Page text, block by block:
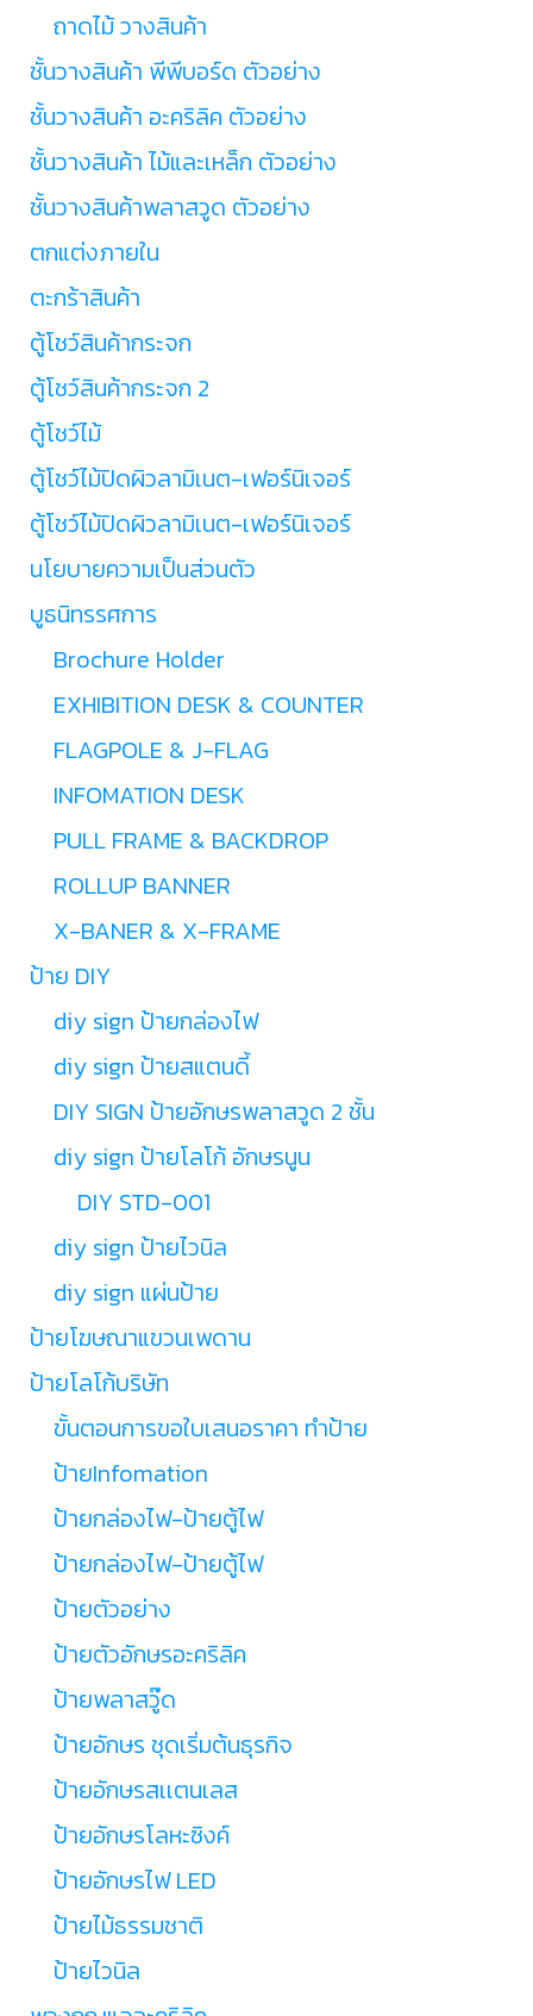
ถาดไม้ วางสินค้า
ชั้นวางสินค้า พีพีบอร์ด ตัวอย่าง
ชั้นวางสินค้า อะคริลิค ตัวอย่าง
ชั้นวางสินค้า ไม้และเหล็ก ตัวอย่าง
ชั้นวางสินค้าพลาสวูด ตัวอย่าง
ตกแต่งภายใน
ตะกร้าสินค้า
ตู้โชว์สินค้ากระจก
ตู้โชว์สินค้ากระจก 2
ตู้โชว์ไม้
ตู้โชว์ไม้ปิดผิวลามิเนต-เฟอร์นิเจอร์
ตู้โชว์ไม้ปิดผิวลามิเนต-เฟอร์นิเจอร์
นโยบายความเป็นส่วนตัว
บูธนิทรรศการ
Brochure Holder
EXHIBITION DESK & COUNTER
FLAGPOLE & J-FLAG
INFOMATION DESK
PULL FRAME & BACKDROP
ROLLUP BANNER
X-BANER & X-FRAME
ป้าย DIY
diy sign ป้ายกล่องไฟ
diy sign ป้ายสแตนดี้
DIY SIGN ป้ายอักษรพลาสวูด 2 ชั้น
diy sign ป้ายโลโก้ อักษรนูน
DIY STD-001
diy sign ป้ายไวนิล
diy sign แผ่นป้าย
ป้ายโฆษณาแขวนเพดาน
ป้ายโลโก้บริษัท
ขั้นตอนการขอใบเสนอราคา ทำป้าย
ป้ายInfomation
ป้ายกล่องไฟ-ป้ายตู้ไฟ
ป้ายกล่องไฟ-ป้ายตู้ไฟ
ป้ายตัวอย่าง
ป้ายตัวอักษรอะคริลิค
ป้ายพลาสวู๊ด
ป้ายอักษร ชุดเริ่มต้นธุรกิจ
ป้ายอักษรสเเตนเลส
ป้ายอักษรโลหะซิงค์
ป้ายอักษรไฟ LED
ป้ายไม้ธรรมชาติ
ป้ายไวนิล